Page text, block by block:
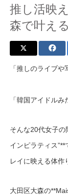
推し活映
森で叶え
「推しのライブや
「韓国アイドル
そんな20代女子の
インピラティス
レイに映える体作
大田区大森の